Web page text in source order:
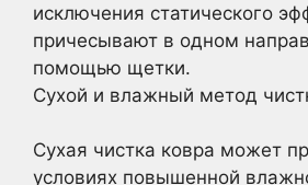
исключения статического
причесывают в одном
помощью щетки.
Сухой и влажный метод
Сухая чистка ковра может
условиях повышенной